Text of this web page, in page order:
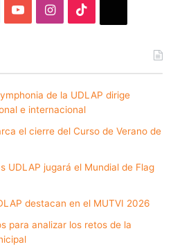
YouTubeInstagram
de la UDLAP dirige
e internacional
el cierre del Curso de Verano de
UDLAP jugará el Mundial de Flag
destacan en el MUTVI 2026
para analizar los retos de la